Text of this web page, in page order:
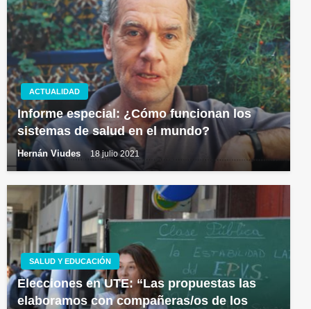
ACTUALIDAD
Informe especial: ¿Cómo funcionan los
sistemas de salud en el mundo?
Hernán Viudes 18 julio 2021
SALUD Y EDUCACIÓN
Elecciones en UTE: “Las propuestas las
elaboramos con compañeras/os de los